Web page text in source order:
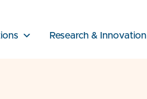
Research & Innovation